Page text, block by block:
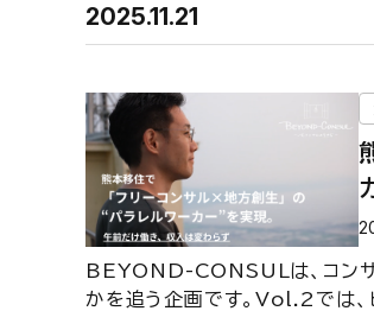
2025.11.21
BEYOND-CONSULは、コンサ
かを追う企画です。Vol.2では、